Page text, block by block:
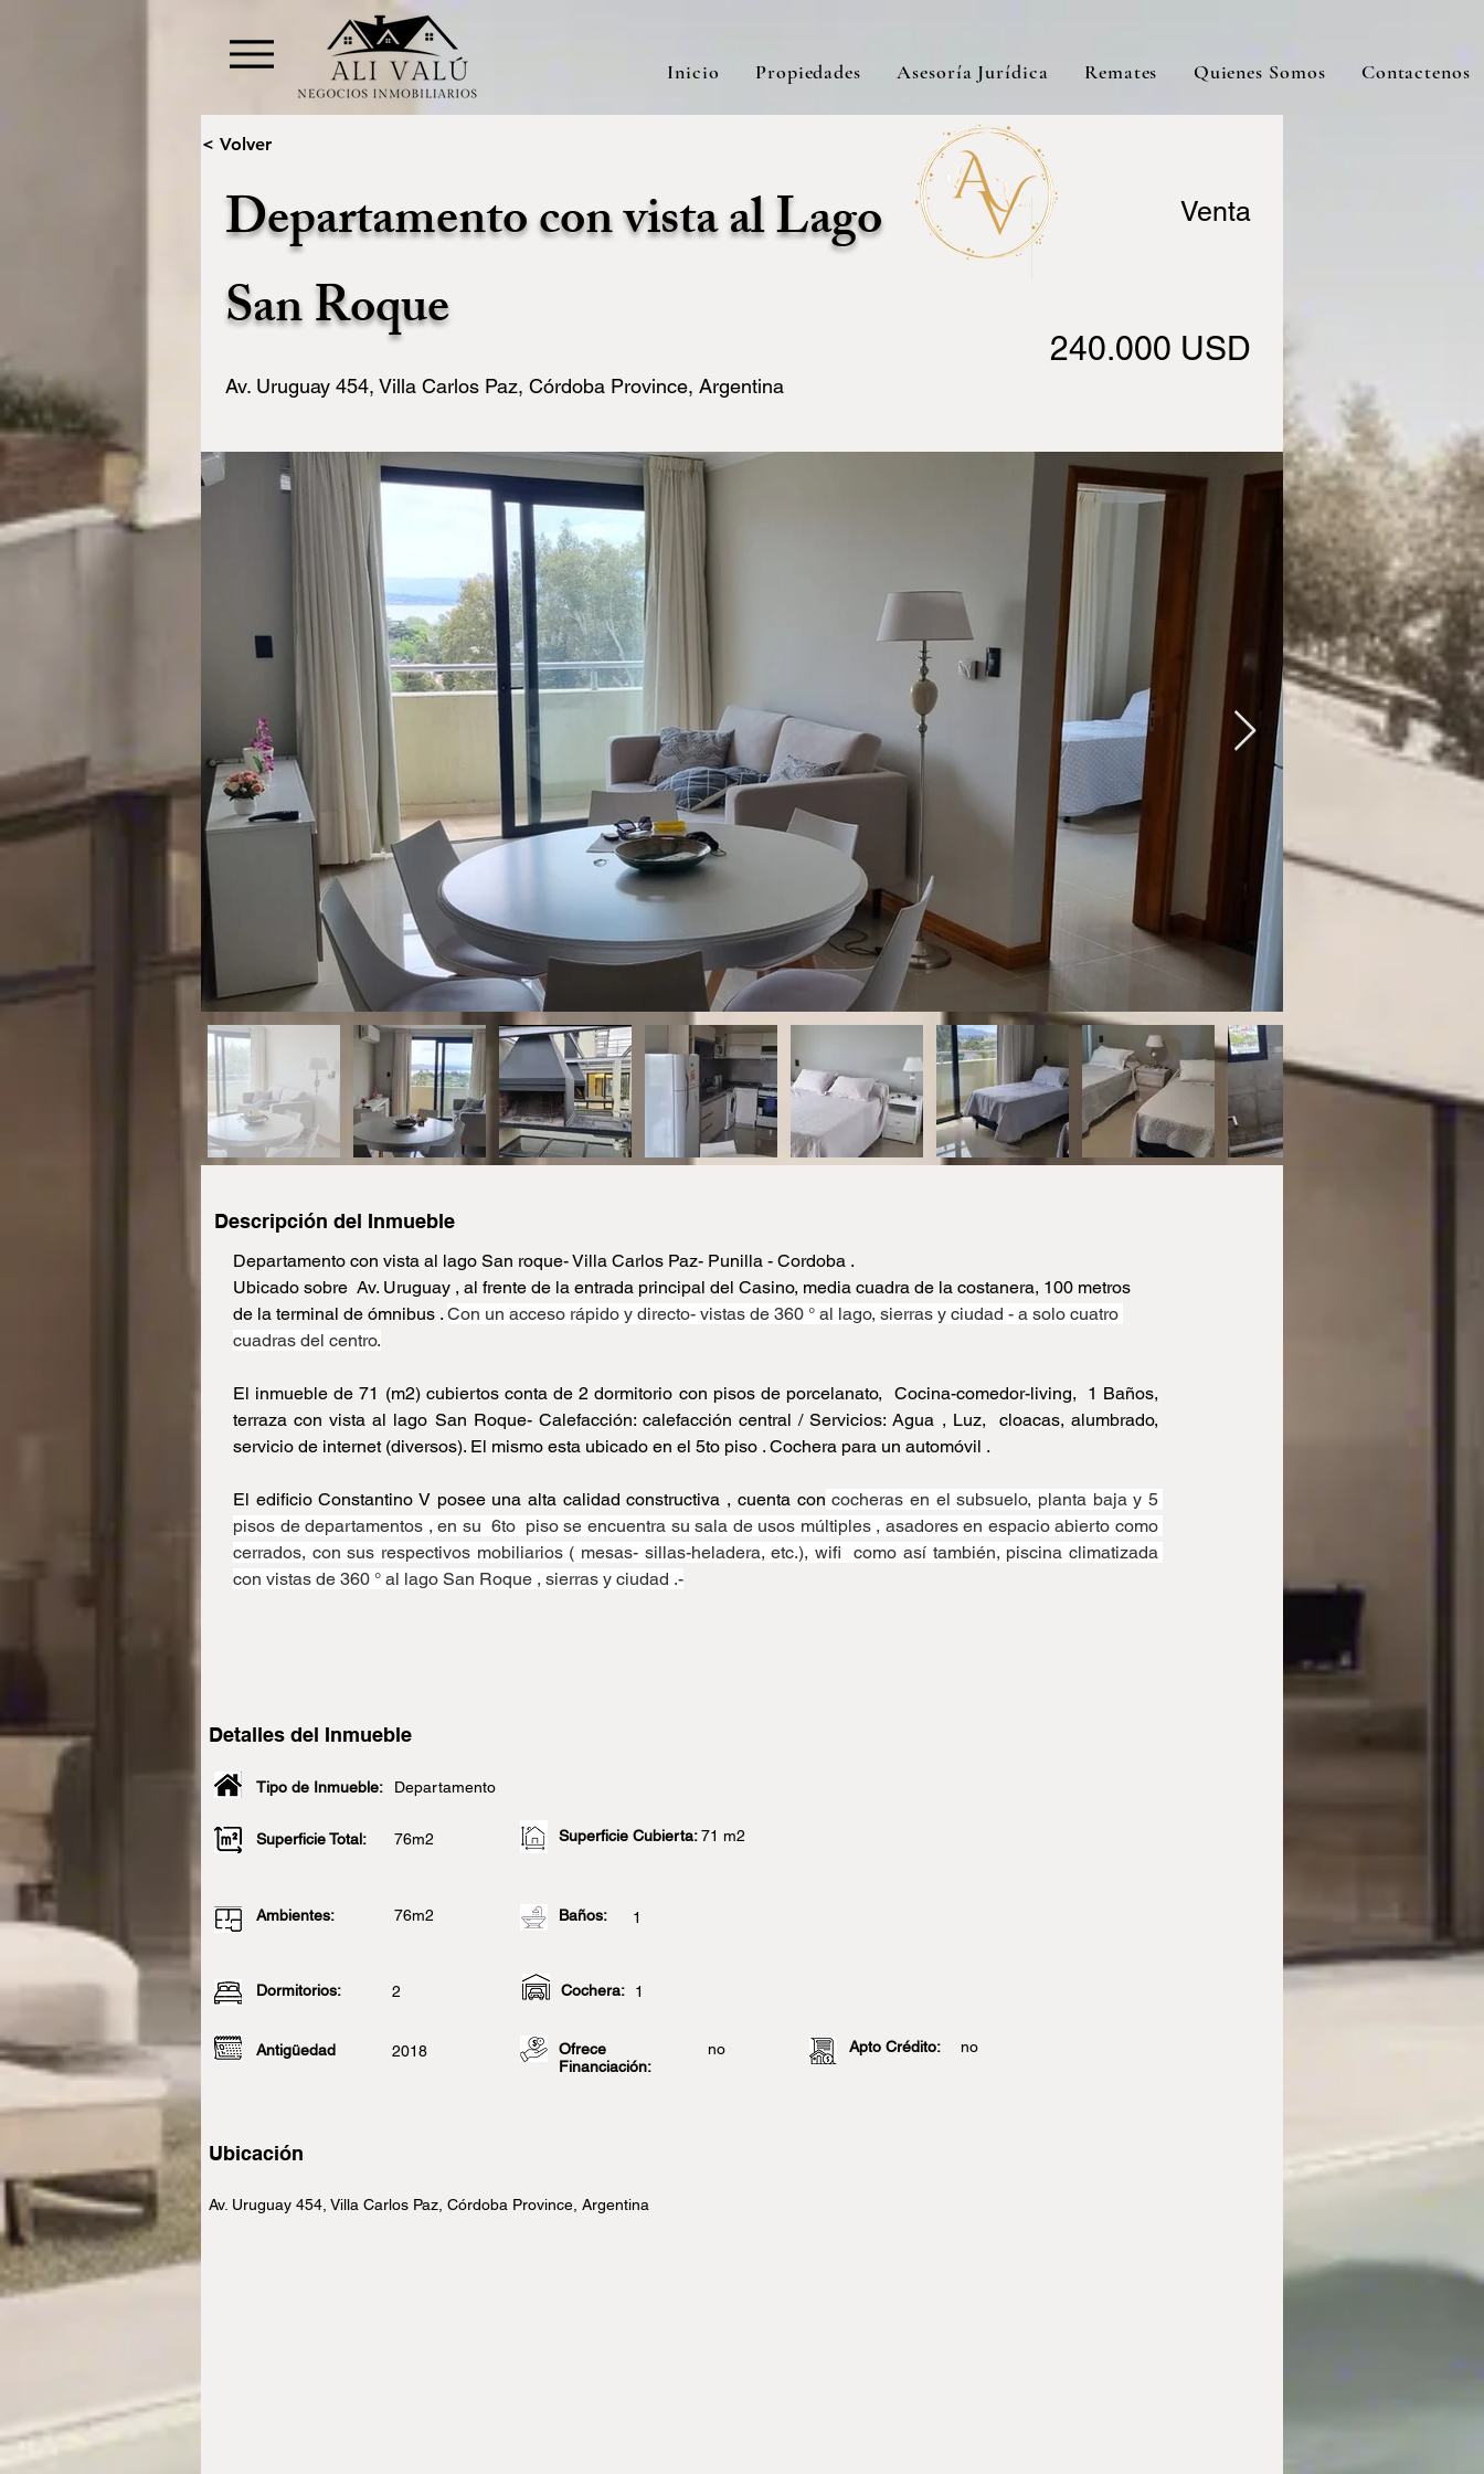
Inicio Propiedades Asesoría Jurídica Remates Quienes Somos Contactenos
< Volver
Departamento con vista al Lago
San Roque
Av. Uruguay 454, Villa Carlos Paz, Córdoba Province, Argentina
Venta
240.000 USD
Descripción del Inmueble
Departamento con vista al lago San roque- Villa Carlos Paz- Punilla - Cordoba .
Ubicado sobre  Av. Uruguay , al frente de la entrada principal del Casino, media cuadra de la costanera, 100 metros
de la terminal de ómnibus . Con un acceso rápido y directo- vistas de 360 ° al lago, sierras y ciudad - a solo cuatro
cuadras del centro.
El inmueble de 71 (m2) cubiertos conta de 2 dormitorio con pisos de porcelanato,  Cocina-comedor-living,  1 Baños,
terraza con vista al lago San Roque- Calefacción: calefacción central / Servicios: Agua , Luz,  cloacas, alumbrado,
servicio de internet (diversos). El mismo esta ubicado en el 5to piso . Cochera para un automóvil .
El edificio Constantino V posee una alta calidad constructiva , cuenta con cocheras en el subsuelo, planta baja y 5
pisos de departamentos , en su  6to  piso se encuentra su sala de usos múltiples , asadores en espacio abierto como
cerrados, con sus respectivos mobiliarios ( mesas- sillas-heladera, etc.), wifi  como así también, piscina climatizada
con vistas de 360 ° al lago San Roque , sierras y ciudad .-
Detalles del Inmueble
Tipo de Inmueble: Departamento
Superficie Total: 76m2 Superficie Cubierta:71 m2
Ambientes: 76m2 Baños: 1
Dormitorios: 2
Antigüedad 2018
Cochera: 1
Ofrece
Financiación:
no Apto Crédito: no
Ubicación
Av. Uruguay 454, Villa Carlos Paz, Córdoba Province, Argentina